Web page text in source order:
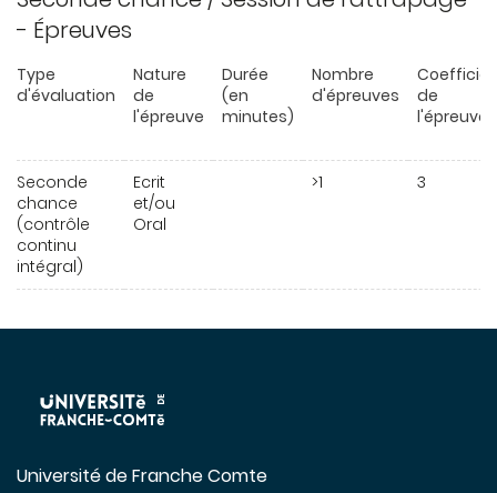
- Épreuves
Type
d'évaluation
Nature
de
l'épreuve
Durée
(en
minutes)
Nombre
d'épreuves
de
l'épreuve
Seconde
chance
(contrôle
continu
intégral)
Ecrit
et/ou
Oral
>1 3
Université de Franche Comte